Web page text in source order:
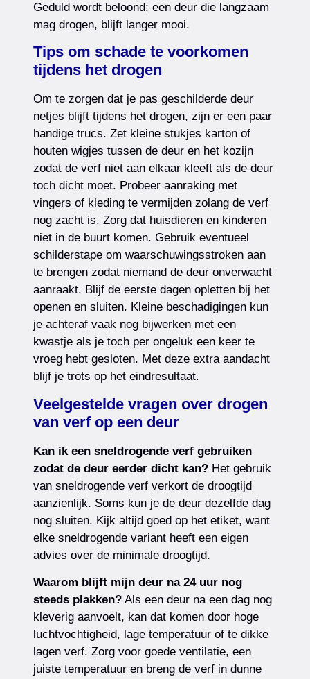
Geduld wordt beloond; een deur die langzaam
mag drogen, blijft langer mooi.
Tips om schade te voorkomen
tijdens het drogen
Om te zorgen dat je pas geschilderde deur
netjes blijft tijdens het drogen, zijn er een paar
handige trucs. Zet kleine stukjes karton of
houten wigjes tussen de deur en het kozijn
zodat de verf niet aan elkaar kleeft als de deur
toch dicht moet. Probeer aanraking met
vingers of kleding te vermijden zolang de verf
nog zacht is. Zorg dat huisdieren en kinderen
niet in de buurt komen. Gebruik eventueel
schilderstape om waarschuwingsstroken aan
te brengen zodat niemand de deur onverwacht
aanraakt. Blijf de eerste dagen opletten bij het
openen en sluiten. Kleine beschadigingen kun
je achteraf vaak nog bijwerken met een
kwastje als je toch per ongeluk een keer te
vroeg hebt gesloten. Met deze extra aandacht
blijf je trots op het eindresultaat.
Veelgestelde vragen over drogen
van verf op een deur
Kan ik een sneldrogende verf gebruiken
zodat de deur eerder dicht kan?Het gebruik
van sneldrogende verf verkort de droogtijd
aanzienlijk. Soms kun je de deur dezelfde dag
nog sluiten. Kijk altijd goed op het etiket, want
elke sneldrogende variant heeft een eigen
advies over de minimale droogtijd.
Waarom blijft mijn deur na 24 uur nog
steeds plakken?Als een deur na een dag nog
kleverig aanvoelt, kan dat komen door hoge
luchtvochtigheid, lage temperatuur of te dikke
lagen verf. Zorg voor goede ventilatie, een
juiste temperatuur en breng de verf in dunne